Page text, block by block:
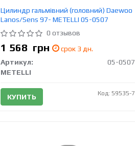
Цилиндр гальмівний (головний) Daewoo
Lanos/Sens 97- METELLI 05-0507
0 отзывов
1 568 грн
срок 3 дн.
Артикул:
05-0507
METELLI
КУПИТЬ Код: 59535-7